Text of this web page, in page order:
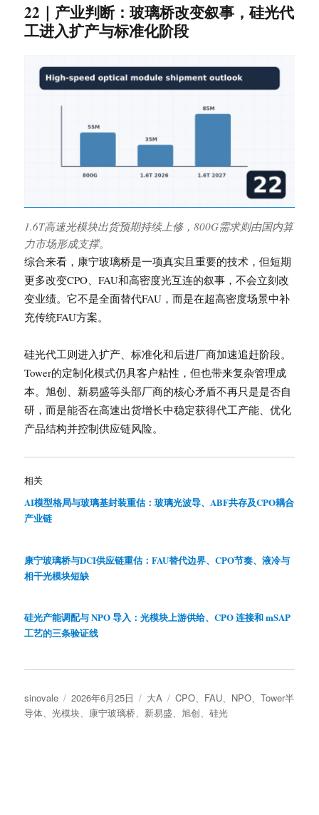
22｜产业判断：玻璃桥改变叙事，硅光代
工进入扩产与标准化阶段
1.6T高速光模块出货预期持续上修，800G需求则由国内算
力市场形成支撑。
综合来看，康宁玻璃桥是一项真实且重要的技术，但短期
更多改变CPO、FAU和高密度光互连的叙事，不会立刻改
变业绩。它不是全面替代FAU，而是在超高密度场景中补
充传统FAU方案。
硅光代工则进入扩产、标准化和后进厂商加速追赶阶段。
Tower的定制化模式仍具客户粘性，但也带来复杂管理成
本。旭创、新易盛等头部厂商的核心矛盾不再只是是否自
研，而是能否在高速出货增长中稳定获得代工产能、优化
产品结构并控制供应链风险。
相关
AI模型格局与玻璃基封装重估：玻璃光波导、ABF共存及CPO耦合
产业链
康宁玻璃桥与DCI供应链重估：FAU替代边界、CPO节奏、液冷与
相干光模块短缺
硅光产能调配与 NPO 导入：光模块上游供给、CPO 连接和 mSAP
工艺的三条验证线
作
者
sinovale
发
布
2026年6月25日
分
类
大A
标
签
CPO FAU NPO 、Tower半
导体 、光模块 康宁玻璃桥 新易盛 旭创 、硅光